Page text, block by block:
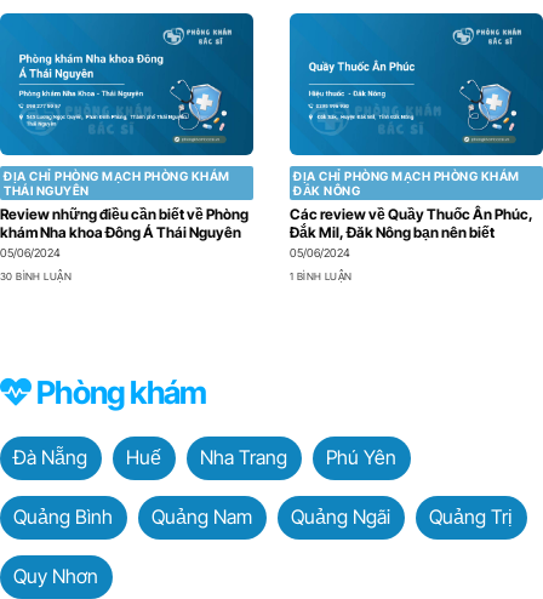
ĐỊA CHỈ PHÒNG MẠCH PHÒNG KHÁM
THÁI NGUYÊN
Review những điều cần biết về Phòng
khám Nha khoa Đông Á Thái Nguyên
05/06/2024
30 BÌNH LUẬN
ĐỊA CHỈ PHÒNG MẠCH PHÒNG KHÁM
ĐẮK NÔNG
Các review về Quầy Thuốc Ân Phúc,
Đắk Mil, Đăk Nông bạn nên biết
05/06/2024
1 BÌNH LUẬN
Phòng khám
Đà Nẵng Huế Nha Trang Phú Yên
Quảng Bình Quảng Nam Quảng Ngãi Quảng Trị
Quy Nhơn